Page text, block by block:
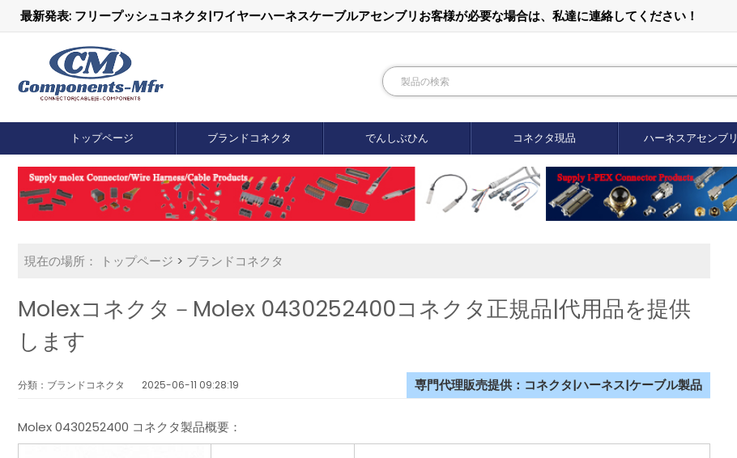
最新発表: フリープッシュコネクタ|ワイヤーハーネスケーブルアセンブリお客様が必要な場合は、私達に連絡してください！
トップページ ブランドコネクタ でんしぶひん コネクタ現品 ハーネスアセンブリ
現在の場所： トップページ > ブランドコネクタ
Molexコネクタ－Molex 0430252400コネクタ正規品|代用品を提供
します
分類：ブランドコネクタ 2025-06-11 09:28:19 専門代理販売提供：コネクタ|ハーネス|ケーブル製品
Molex 0430252400 コネクタ製品概要：